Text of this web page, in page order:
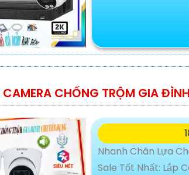
CAMERA CHỐNG TRỘM GIA
Nhanh Chân Lựa
Sale Tốt Nhất: Lắp